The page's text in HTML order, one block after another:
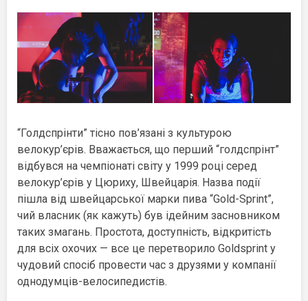
“Голдспрінти” тісно пов’язані з культурою
велокур’єрів. Вважається, що перший “голдспрінт”
відбувся на чемпіонаті світу у 1999 році серед
велокур’єрів у Цюриху, Швейцарія. Назва події
пішла від швейцарської марки пива “Gold-Sprint”,
чий власник (як кажуть) був ідейним засновником
таких змагань. Простота, доступність, відкритість
для всіх охочих — все це перетворило Goldsprint у
чудовий спосіб провести час з друзями у компанії
однодумців-велосипедистів.